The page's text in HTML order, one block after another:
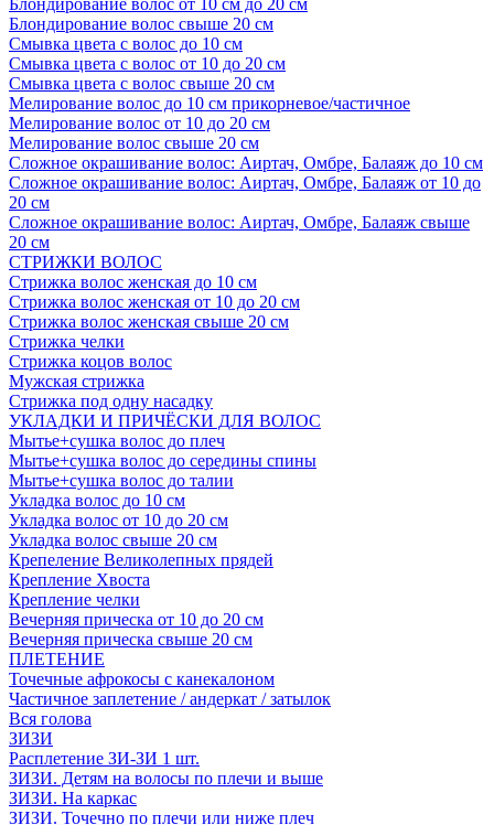
Блондирование волос от 10 см до 20 см
Блондирование волос свыше 20 см
Смывка цвета с волос до 10 см
Смывка цвета с волос от 10 до 20 см
Смывка цвета с волос свыше 20 см
Мелирование волос до 10 см прикорневое/частичное
Мелирование волос от 10 до 20 см
Мелирование волос свыше 20 см
Сложное окрашивание волос: Аиртач, Омбре, Балаяж до 10 см
Сложное окрашивание волос: Аиртач, Омбре, Балаяж от 10 до
20 см
Сложное окрашивание волос: Аиртач, Омбре, Балаяж свыше
20 см
СТРИЖКИ ВОЛОС
Стрижка волос женская до 10 см
Стрижка волос женская от 10 до 20 см
Стрижка волос женская свыше 20 см
Стрижка челки
Стрижка коцов волос
Мужская стрижка
Стрижка под одну насадку
УКЛАДКИ И ПРИЧЁСКИ ДЛЯ ВОЛОС
Мытье+сушка волос до плеч
Мытье+сушка волос до середины спины
Мытье+сушка волос до талии
Укладка волос до 10 см
Укладка волос от 10 до 20 см
Укладка волос свыше 20 см
Крепеление Великолепных прядей
Крепление Хвоста
Крепление челки
Вечерняя прическа от 10 до 20 см
Вечерняя прическа свыше 20 см
ПЛЕТЕНИЕ
Точечные афрокосы с канекалоном
Частичное заплетение / андеркат / затылок
Вся голова
ЗИЗИ
Расплетение ЗИ-ЗИ 1 шт.
ЗИЗИ. Детям на волосы по плечи и выше
ЗИЗИ. На каркас
ЗИЗИ. Точечно по плечи или ниже плеч